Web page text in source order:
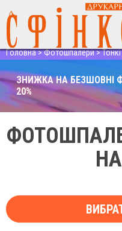
Головна>Фотошпалери>Тонкі
ЗНИЖКА НА БЕЗШОВНІ
20%